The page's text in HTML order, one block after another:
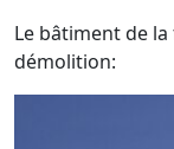
Le bâtiment de
démolition: